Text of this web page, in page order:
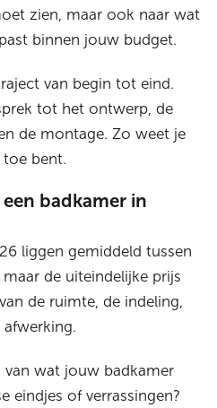
zien, maar ook naar wat
binnen jouw budget.
van begin tot eind.
tot het ontwerp, de
de montage. Zo weet je
toe bent.
badkamer in
liggen gemiddeld tussen
de uiteindelijke prijs
de ruimte, de indeling,
afwerking.
van wat jouw badkamer
eindjes of verrassingen?